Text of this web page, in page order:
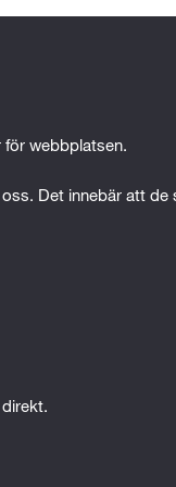
för webbplatsen.
Det innebär att